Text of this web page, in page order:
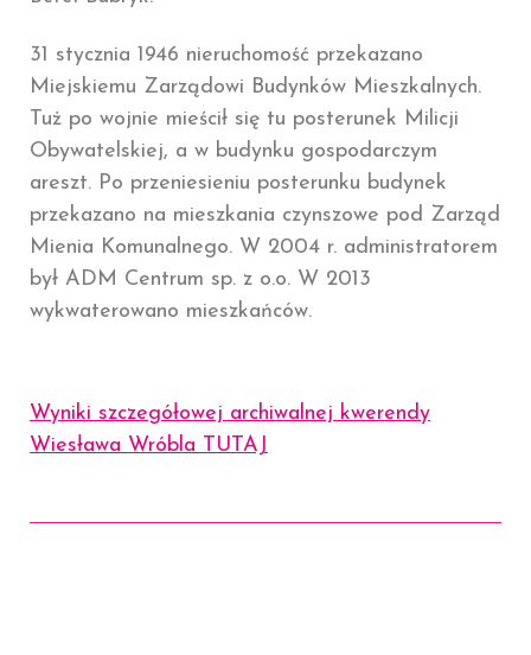
31 stycznia 1946 nieruchomość przekazano
Miejskiemu Zarządowi Budynków Mieszkalnych.
Tuż po wojnie mieścił się tu posterunek Milicji
Obywatelskiej, a w budynku gospodarczym
areszt. Po przeniesieniu posterunku budynek
przekazano na mieszkania czynszowe pod Zarząd
Mienia Komunalnego. W 2004 r. administratorem
był ADM Centrum sp. z o.o. W 2013
wykwaterowano mieszkańców.
Wyniki szczegółowej archiwalnej kwerendy
Wiesława Wróbla TUTAJ